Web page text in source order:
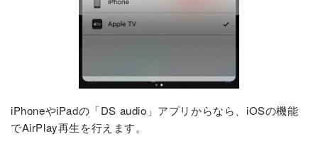
iPhoneやiPadの「DS audio」アプリからなら、iOSの機能
でAirPlay再生を行えます。